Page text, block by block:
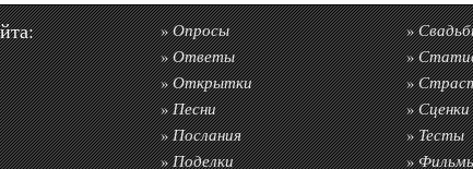
»Опросы
»Ответы
»Открытки
»Песни
»Послания
»Поделки
»
»
»
»Сценки
»Тесты
»